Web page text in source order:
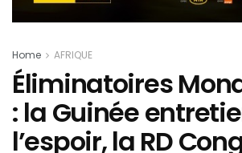
Home AFRIQUE
Éliminatoires
: la Guinée
l’espoir, la RD